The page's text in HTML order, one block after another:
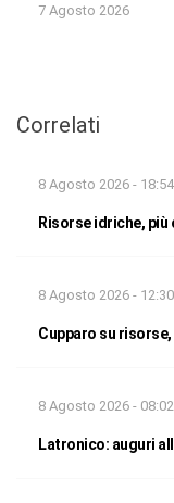
7 Agosto 2026
Correlati
8 Agosto 2026 - 18:54
Risorse idriche,
8 Agosto 2026 - 12:30
Cupparo su
8 Agosto 2026 - 08:02
Latronico: auguri